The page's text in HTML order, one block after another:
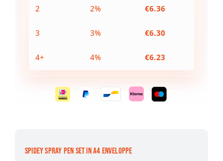
2 2% €6.36
3 3% €6.30
4+ 4% €6.23
SPIDEY SPRAY PEN SET IN A4 ENVELOPPE